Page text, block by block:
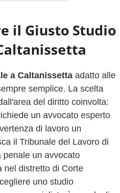
il Giusto Studio
a Caltanissetta adatto alle
semplice. La scelta
del diritto coinvolta:
un avvocato esperto
di lavoro un
il Tribunale del Lavoro di
penale un avvocato
nel distretto di Corte
uno studio